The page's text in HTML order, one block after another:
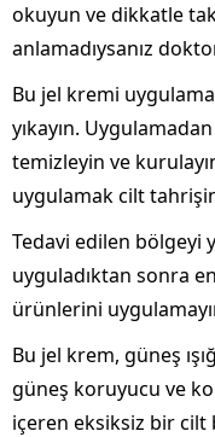
okuyun ve dikkatle
anlamadıysanız
Bu jel kremi
yıkayın.
temizleyin ve
uygulamak cilt
Tedavi edilen bölgeyi
uyguladıktan sonra
ürünlerini
Bu jel krem, güneş
güneş koruyucu ve
içeren eksiksiz bir cilt